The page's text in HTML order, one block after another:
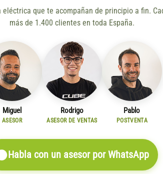
que te acompañan de principio a fin.
más de 1.400 clientes en toda España.
Miguel
ASESOR
Rodrigo
ASESOR DE VENTAS
Pablo
POSTVENTA
Habla con un asesor por WhatsApp